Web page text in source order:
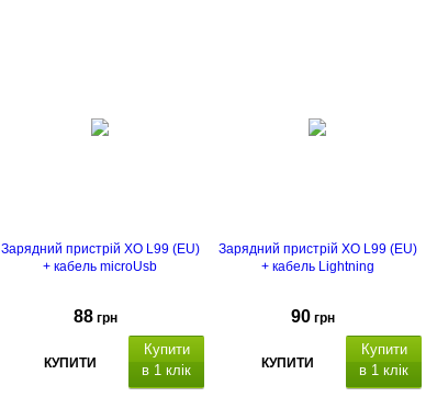
Зарядний пристрій XO L99 (EU)
+ кабель microUsb
88 грн
КУПИТИ
Купити
в 1 клік
Зарядний пристрій XO L99 (EU)
+ кабель Lightning
90 грн
КУПИТИ
Купити
в 1 клік